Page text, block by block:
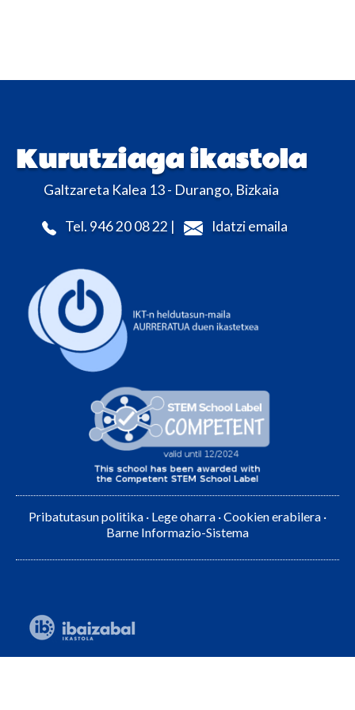
Kurutziaga ikastola
Galtzareta Kalea 13 - Durango, Bizkaia
Tel. 946 20 08 22 | Idatzi emaila
Pribatutasun politika · Lege oharra ·Cookien erabilera ·
Barne Informazio-Sistema